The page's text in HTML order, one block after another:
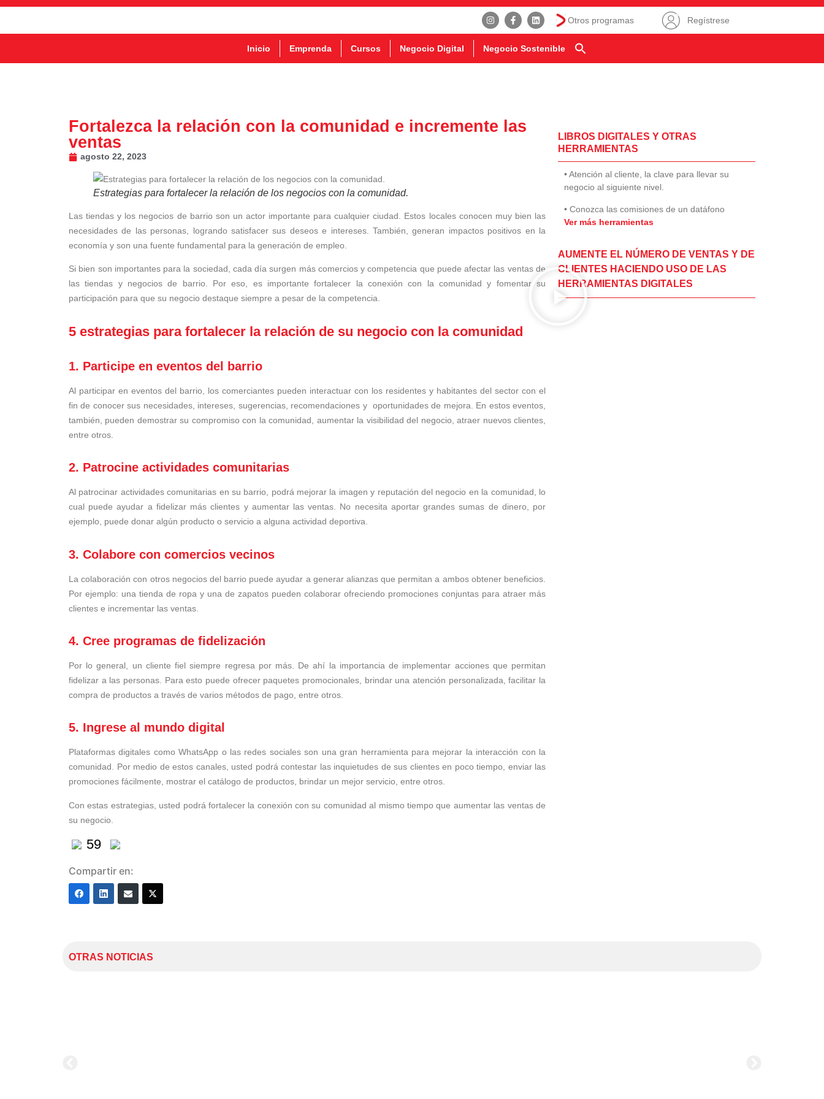
Otros programas Regístrese
Inicio Emprenda Cursos Negocio Digital Negocio Sostenible
Fortalezca la relación con la comunidad e incremente las
ventas
agosto 22, 2023
Estrategias para fortalecer la relación de los negocios con la comunidad.
Las tiendas y los negocios de barrio son un actor importante para cualquier ciudad. Estos locales conocen muy bien las
necesidades de las personas, logrando satisfacer sus deseos e intereses. También, generan impactos positivos en la
economía y son una fuente fundamental para la generación de empleo.
Si bien son importantes para la sociedad, cada día surgen más comercios y competencia que puede afectar las ventas de
las tiendas y negocios de barrio. Por eso, es importante fortalecer la conexión con la comunidad y fomentar su
participación para que su negocio destaque siempre a pesar de la competencia.
5 estrategias para fortalecer la relación de su negocio con la comunidad
1. Participe en eventos del barrio
Al participar en eventos del barrio, los comerciantes pueden interactuar con los residentes y habitantes del sector con el
fin de conocer sus necesidades, intereses, sugerencias, recomendaciones y oportunidades de mejora. En estos eventos,
también, pueden demostrar su compromiso con la comunidad, aumentar la visibilidad del negocio, atraer nuevos clientes,
entre otros.
2. Patrocine actividades comunitarias
Al patrocinar actividades comunitarias en su barrio, podrá mejorar la imagen y reputación del negocio en la comunidad, lo
cual puede ayudar a fidelizar más clientes y aumentar las ventas. No necesita aportar grandes sumas de dinero, por
ejemplo, puede donar algún producto o servicio a alguna actividad deportiva.
3. Colabore con comercios vecinos
La colaboración con otros negocios del barrio puede ayudar a generar alianzas que permitan a ambos obtener beneficios.
Por ejemplo: una tienda de ropa y una de zapatos pueden colaborar ofreciendo promociones conjuntas para atraer más
clientes e incrementar las ventas.
4. Cree programas de fidelización
Por lo general, un cliente fiel siempre regresa por más. De ahí la importancia de implementar acciones que permitan
fidelizar a las personas. Para esto puede ofrecer paquetes promocionales, brindar una atención personalizada, facilitar la
compra de productos a través de varios métodos de pago, entre otros.
5. Ingrese al mundo digital
Plataformas digitales como WhatsApp o las redes sociales son una gran herramienta para mejorar la interacción con la
comunidad. Por medio de estos canales, usted podrá contestar las inquietudes de sus clientes en poco tiempo, enviar las
promociones fácilmente, mostrar el catálogo de productos, brindar un mejor servicio, entre otros.
Con estas estrategias, usted podrá fortalecer la conexión con su comunidad al mismo tiempo que aumentar las ventas de
su negocio.
59
Compartir en:
LIBROS DIGITALES Y OTRAS
HERRAMIENTAS
• Atención al cliente, la clave para llevar su
negocio al siguiente nivel.
• Conozca las comisiones de un datáfono
Ver más herramientas
AUMENTE EL NÚMERO DE VENTAS Y DE
CLIENTES HACIENDO USO DE LAS
HERRAMIENTAS DIGITALES
OTRAS NOTICIAS